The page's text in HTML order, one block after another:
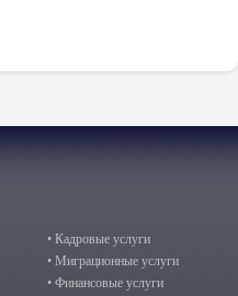
• Кадровые услуги
• Миграционные услуги
• Финансовые услуги